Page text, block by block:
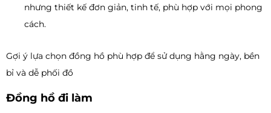
nhưng thiết kế đơn giản, tinh tế, phù hợp với mọi phong
cách.
Gợi ý lựa chọn đồng hồ phù hợp để sử dụng hằng ngày, bền
bỉ và dễ phối đồ
Đồng hồ đi làm